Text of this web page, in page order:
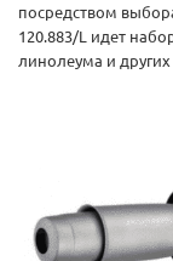
посредством
120.883/L идет
линолеума и